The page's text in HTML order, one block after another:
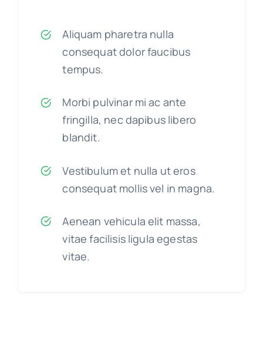
Aliquam pharetra nulla
consequat dolor faucibus
tempus.
Morbi pulvinar mi ac ante
fringilla, nec dapibus libero
blandit.
Vestibulum et nulla ut eros
consequat mollis vel in magna.
Aenean vehicula elit massa,
vitae facilisis ligula egestas
vitae.